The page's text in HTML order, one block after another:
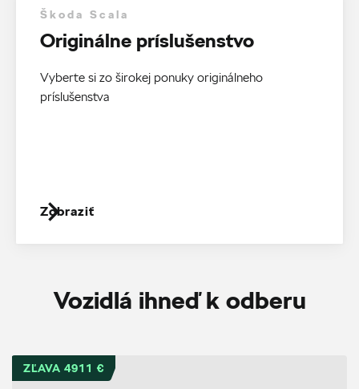
Škoda Scala
Originálne príslušenstvo
Vyberte si zo širokej ponuky originálneho
príslušenstva
Zobraziť
Vozidlá ihneď k odberu
ZĽAVA 4911 €